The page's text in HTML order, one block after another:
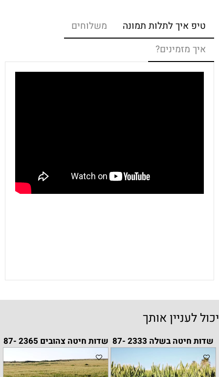
טיפ איך לתלות תמונה
משלוחים
איך מזמינים?
יכול לעניין אותך
שדות חיטה בשלה 2333 -87 שדות חיטה צהובים 2365 -87